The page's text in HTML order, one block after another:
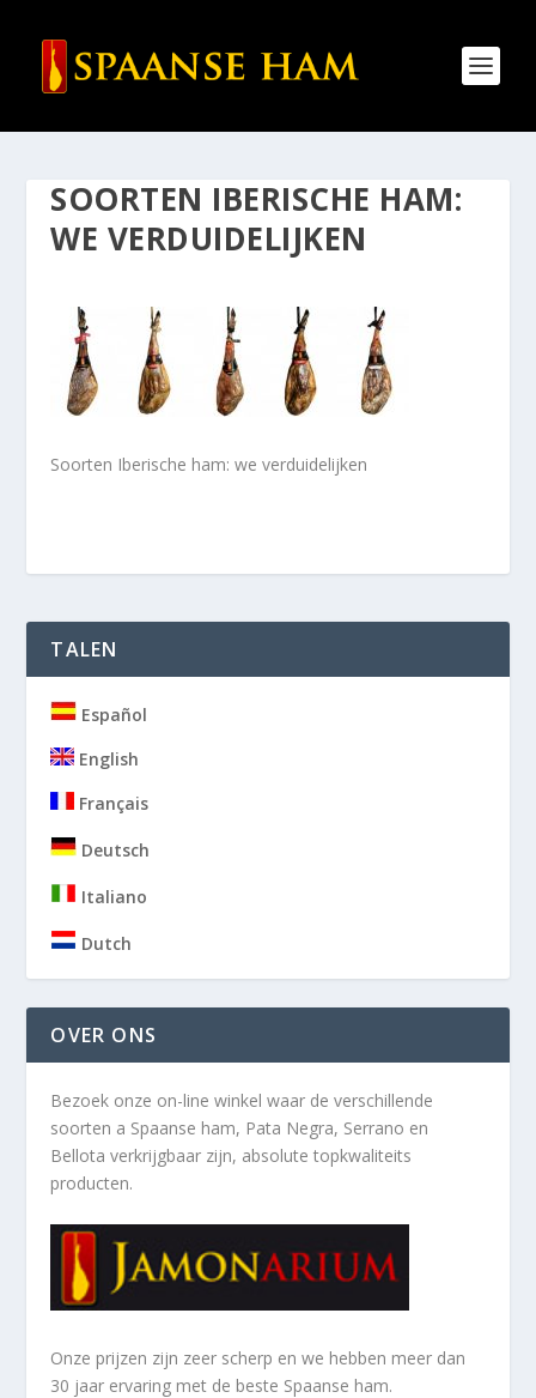
SOORTEN IBERISCHE HAM:
WE VERDUIDELIJKEN
Soorten Iberische ham: we verduidelijken
TALEN
Español
English
Français
Deutsch
Italiano
Dutch
OVER ONS
Bezoek onze on-line winkel waar de verschillende
soorten a Spaanse ham, Pata Negra, Serrano en
Bellota verkrijgbaar zijn, absolute topkwaliteits
producten.
Onze prijzen zijn zeer scherp en we hebben meer dan
30 jaar ervaring met de beste Spaanse ham.